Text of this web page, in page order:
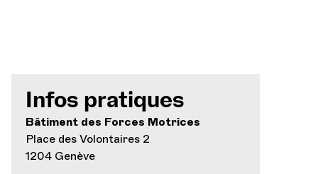
Infos pratiques
Bâtiment des Forces Motrices
Place des Volontaires 2
1204 Genève